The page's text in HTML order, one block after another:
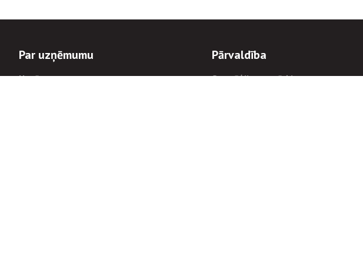
Par uzņēmumu
Uzņēmums
Pārvaldība
Stratēģija un mērķi